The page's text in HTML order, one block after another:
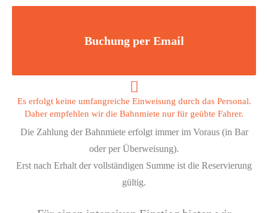
Buchung per Email
Es erfolgt keine umfangreiche Einweisung durch das Personal.
Daher empfehlen wir die Bahnmiete nur für geübte Fahrer.
Die Zahlung der Bahnmiete erfolgt immer im Voraus (in Bar
oder per Überweisung).
Erst nach Erhalt der vollständigen Summe ist die Reservierung
gültig.